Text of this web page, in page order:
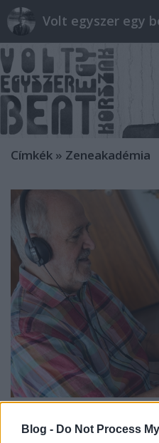
Blog - Do Not Process
Volt egyszer egy
Címkék » Zeneakadémia
Wolf Péter: A
lesöpört